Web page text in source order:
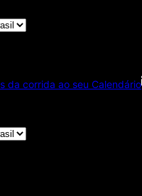
da corrida ao seu Calendário